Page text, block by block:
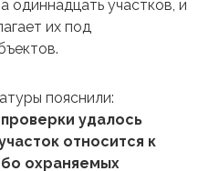
одиннадцать участков, и
их под
пояснили:
удалось
относится к
охраняемых